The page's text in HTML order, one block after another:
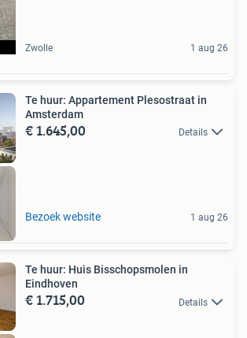
Zwolle 1 aug 26
Te huur: Appartement Plesostraat in
Amsterdam
€ 1.645,00 Details
Bezoek website 1 aug 26
Te huur: Huis Bisschopsmolen in
Eindhoven
€ 1.715,00 Details